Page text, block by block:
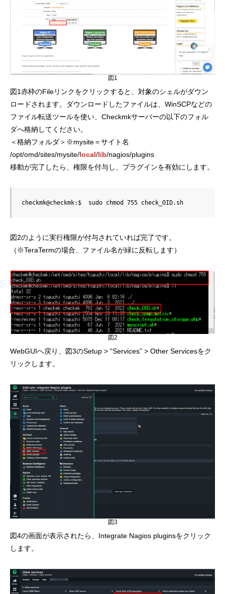
図1
図1赤枠のFileリンクをクリックすると、対象のシェルがダウン
ロードされます。ダウンロードしたファイルは、WinSCPなどの
ファイル転送ツールを使い、Checkmkサーバーの以下のフォル
ダへ格納してください。
＜格納フォルダ＞※mysite＝サイト名
/opt/omd/sites/mysite/local/lib/nagios/plugins
移動が完了したら、権限を付与し、プラグインを有効にします。
checkmk@checkmk:$  sudo chmod 755 check_OID.sh
図2のように実行権限が付与されていれば完了です。
（※TeraTermの場合、ファイル名が緑に反転します）
図2
WebGUIへ戻り、図3のSetup > “Services” > Other Servicesをク
リックします。
図3
図4の画面が表示されたら、Integrate Nagios pluginsをクリック
します。